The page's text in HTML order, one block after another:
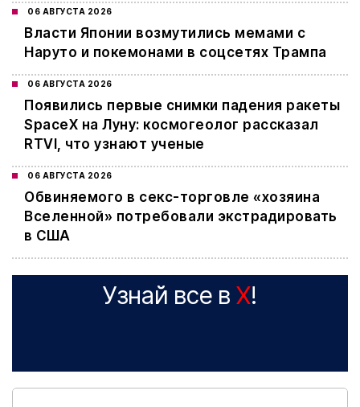
06 АВГУСТА 2026
Власти Японии возмутились мемами с
Наруто и покемонами в соцсетях Трампа
06 АВГУСТА 2026
Появились первые снимки падения ракеты
SpaceX на Луну: космогеолог рассказал
RTVI, что узнают ученые
06 АВГУСТА 2026
Обвиняемого в секс-торговле «хозяина
Вселенной» потребовали экстрадировать
в США
Узнай все в X!